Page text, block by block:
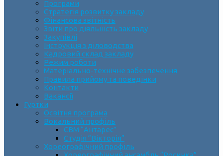
Програми
Стратегія розвитку закладу
Фінансова звітність
Звіти про діяльність закладу
Закупівлі
Інструкція з діловодства
Кадровий склад закладу
Режим роботи
Матеріально-технічне забезпечення
Правила прийому та поведінки
Контакти
Вакансії
Гуртки
Освітня програма
Вокальний профіль
СВМ “Антарес”
Студія “Вікторія”
Хореографічний профіль